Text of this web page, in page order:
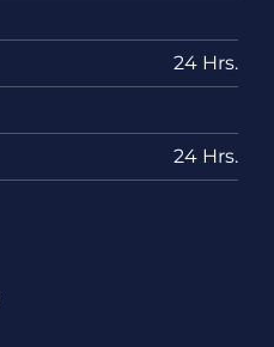
24 Hrs.
24 Hrs.